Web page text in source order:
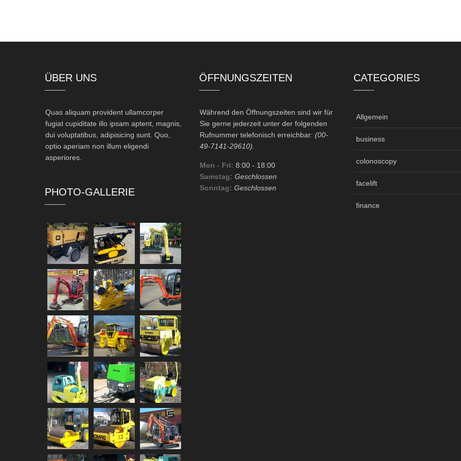
ÜBER UNS
Quas aliquam provident ullamcorper
fugiat cupiditate illo ipsam aptent, magnis,
dui voluptatibus, adipisicing sunt. Quo,
optio aperiam non illum eligendi
asperiores.
PHOTO-GALLERIE
ÖFFNUNGSZEITEN
Während den Öffnungszeiten sind wir für
Sie gerne jederzeit unter der folgenden
Rufnummer telefonisch erreichbar: (00-
49-7141-29610).
Mon - Fri: 8:00 - 18:00
Samstag: Geschlossen
Sonntag: Geschlossen
CATEGORIES
Allgemein
business
colonoscopy
facelift
finance